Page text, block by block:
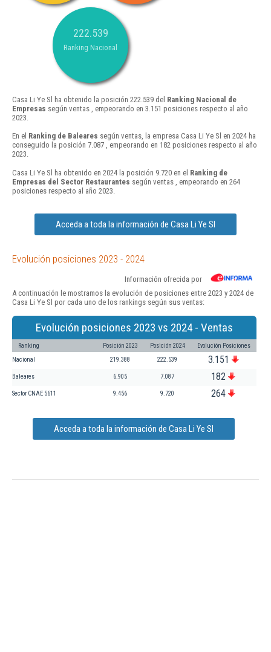
222.539
Ranking Nacional
Casa Li Ye Sl ha obtenido la posición 222.539 del Ranking Nacional de
Empresas según ventas , empeorando en 3.151 posiciones respecto al año
2023.
En el Ranking de Baleares según ventas, la empresa Casa Li Ye Sl en 2024 ha
conseguido la posición 7.087 , empeorando en 182 posiciones respecto al año
2023.
Casa Li Ye Sl ha obtenido en 2024 la posición 9.720 en el Ranking de
Empresas del Sector Restaurantes según ventas , empeorando en 264
posiciones respecto al año 2023.
Acceda a toda la información de Casa Li Ye Sl
Evolución posiciones 2023 - 2024
Información ofrecida por
A continuación le mostramos la evolución de posiciones entre 2023 y 2024 de
Casa Li Ye Sl por cada uno de los rankings según sus ventas:
Evolución posiciones 2023 vs 2024 - Ventas
Ranking Posición 2023 Posición 2024 Evolución Posiciones
Nacional 219.388 222.539 3.151
Baleares 6.905 7.087 182
Sector CNAE 5611 9.456 9.720 264
Acceda a toda la información de Casa Li Ye Sl